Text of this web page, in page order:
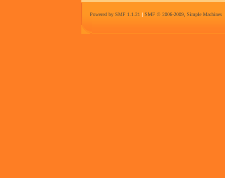
Powered by SMF 1.1.21 | SMF © 2006-2009, Simple Machines